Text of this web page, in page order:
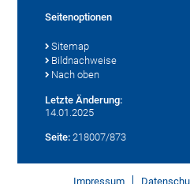
Seitenoptionen
Sitemap
Bildnachweise
Nach oben
Letzte Änderung:
14.01.2025
Seite: 218007/873
Impressum